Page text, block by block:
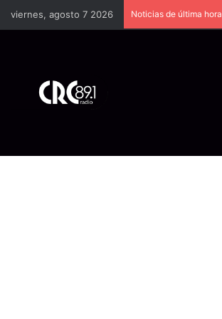
viernes, agosto 7 2026 Noticias de última hora